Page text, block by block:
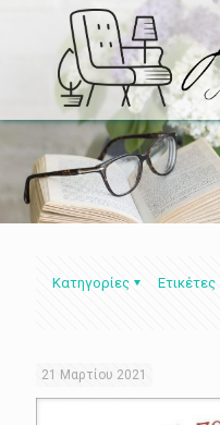
Κατηγορίες Ετικέτες
21 Μαρτίου 2021